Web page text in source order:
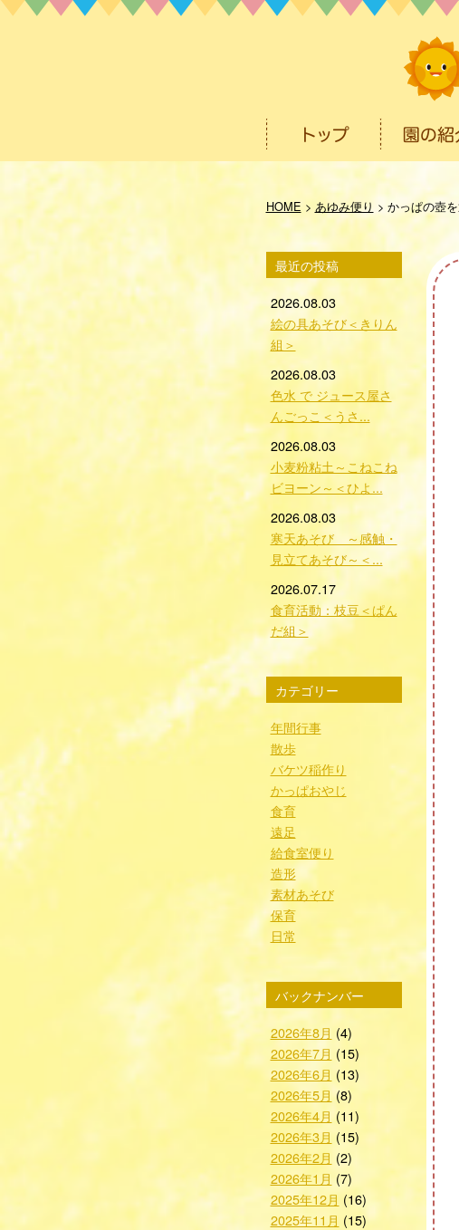
HOME > あゆみ便り > かっぱの壺
最近の投稿
2026.08.03
絵の具あそび＜きりん
組＞
2026.08.03
色水 で ジュース屋さ
んごっこ＜うさ...
2026.08.03
小麦粉粘土～こねこね
ビヨーン～＜ひよ...
2026.08.03
寒天あそび ～感触・
見立てあそび～＜...
2026.07.17
食育活動：枝豆＜ぱん
だ組＞
カテゴリー
年間行事
散歩
バケツ稲作り
かっぱおやじ
食育
遠足
給食室便り
造形
素材あそび
保育
日常
バックナンバー
2026年8月 (4)
2026年7月 (15)
2026年6月 (13)
2026年5月(8)
2026年4月 (11)
2026年3月 (15)
2026年2月 (2)
2026年1月 (7)
2025年12月 (16)
2025年11月 (15)